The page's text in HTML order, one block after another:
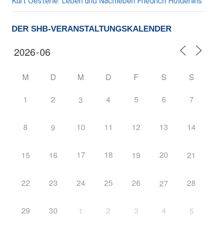
DER SHB-VERANSTALTUNGSKALENDER
M D M D F S S
1 2 3 4 5 6 7
8 9 10 11 12 13 14
15 16 17 18 19 20 21
22 23 24 25 26 27 28
29 30 1 2 3 4 5